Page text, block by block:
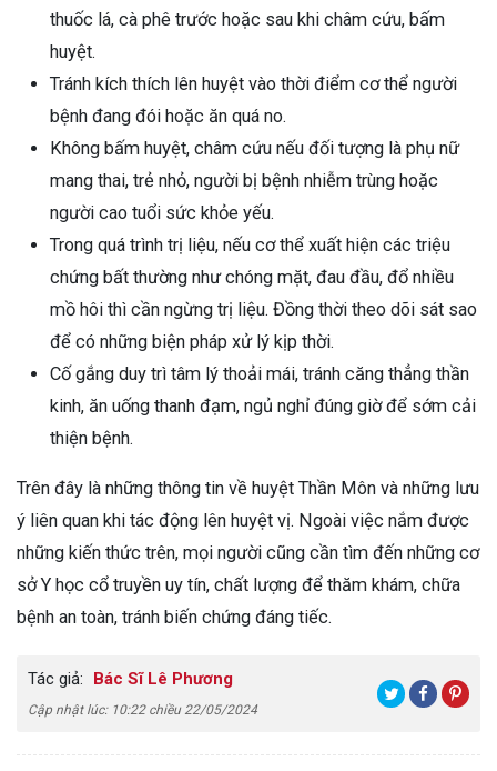
thuốc lá, cà phê trước hoặc sau khi châm cứu, bấm
huyệt.
Tránh kích thích lên huyệt vào thời điểm cơ thể người
bệnh đang đói hoặc ăn quá no.
Không bấm huyệt, châm cứu nếu đối tượng là phụ nữ
mang thai, trẻ nhỏ, người bị bệnh nhiễm trùng hoặc
người cao tuổi sức khỏe yếu.
Trong quá trình trị liệu, nếu cơ thể xuất hiện các triệu
chứng bất thường như chóng mặt, đau đầu, đổ nhiều
mồ hôi thì cần ngừng trị liệu. Đồng thời theo dõi sát sao
để có những biện pháp xử lý kịp thời.
Cố gắng duy trì tâm lý thoải mái, tránh căng thẳng thần
kinh, ăn uống thanh đạm, ngủ nghỉ đúng giờ để sớm cải
thiện bệnh.
Trên đây là những thông tin về huyệt Thần Môn và những lưu
ý liên quan khi tác động lên huyệt vị. Ngoài việc nắm được
những kiến thức trên, mọi người cũng cần tìm đến những cơ
sở Y học cổ truyền uy tín, chất lượng để thăm khám, chữa
bệnh an toàn, tránh biến chứng đáng tiếc.
Tác giả: Bác Sĩ Lê Phương
Cập nhật lúc: 10:22 chiều 22/05/2024